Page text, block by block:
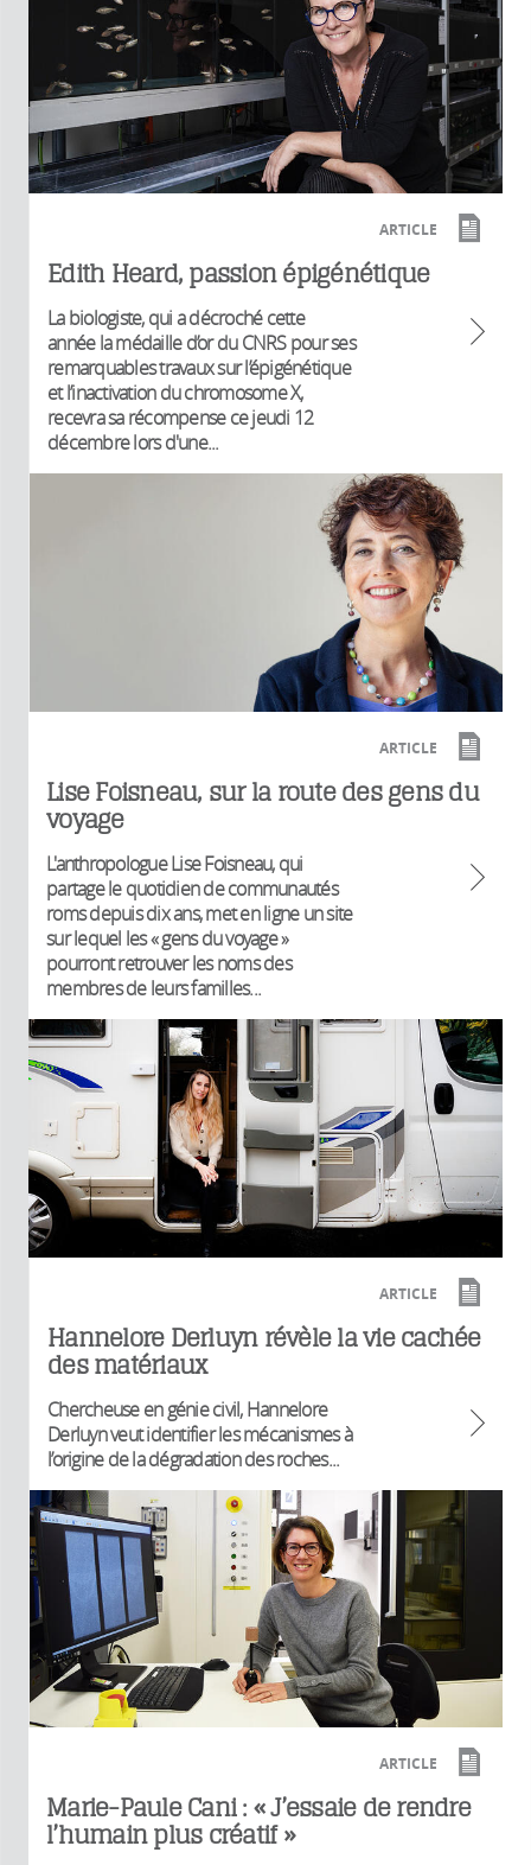
ARTICLE
Edith Heard, passion épigénétique
La biologiste, qui a décroché cette
année la médaille d’or du CNRS pour ses
remarquables travaux sur l’épigénétique
et l’inactivation du chromosome X,
recevra sa récompense ce jeudi 12
décembre lors d'une...
ARTICLE
Lise Foisneau, sur la route des gens du
voyage
L'anthropologue Lise Foisneau, qui
partage le quotidien de communautés
roms depuis dix ans, met en ligne un site
sur lequel les « gens du voyage »
pourront retrouver les noms des
membres de leurs familles...
ARTICLE
Hannelore Derluyn révèle la vie cachée
des matériaux
Chercheuse en génie civil, Hannelore
Derluyn veut identifier les mécanismes à
l’origine de la dégradation des roches...
ARTICLE
Marie-Paule Cani : « J’essaie de rendre
l’humain plus créatif »